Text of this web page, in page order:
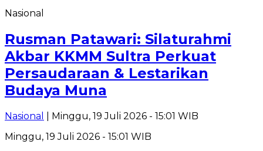
Nasional
Rusman Patawari: Silaturahmi
Akbar KKMM Sultra Perkuat
Persaudaraan & Lestarikan
Budaya Muna
Nasional
| Minggu, 19 Juli 2026 - 15:01 WIB
Minggu, 19 Juli 2026 - 15:01 WIB